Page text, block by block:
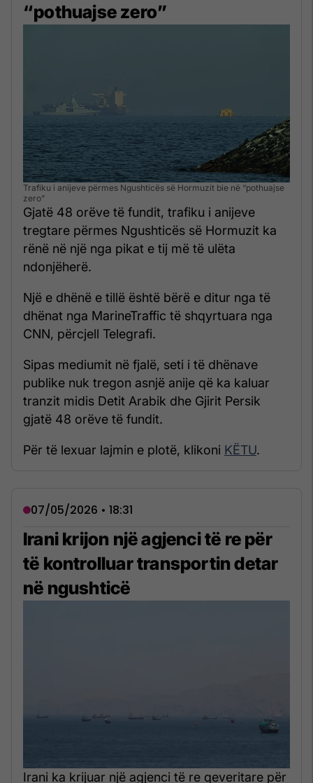
“pothuajse zero”
Trafiku i anijeve përmes Ngushticës së Hormuzit bie në “pothuajse
zero”
Gjatë 48 orëve të fundit, trafiku i anijeve
tregtare përmes Ngushticës së Hormuzit ka
rënë në një nga pikat e tij më të ulëta
ndonjëherë.
Një e dhënë e tillë është bërë e ditur nga të
dhënat nga MarineTraffic të shqyrtuara nga
CNN, përcjell Telegrafi.
Sipas mediumit në fjalë, seti i të dhënave
publike nuk tregon asnjë anije që ka kaluar
tranzit midis Detit Arabik dhe Gjirit Persik
gjatë 48 orëve të fundit.
Për të lexuar lajmin e plotë, klikoni KËTU.
07/05/2026 • 18:31
Irani krijon një agjenci të re për
të kontrolluar transportin detar
në ngushticë
Irani ka krijuar një agjenci të re qeveritare për